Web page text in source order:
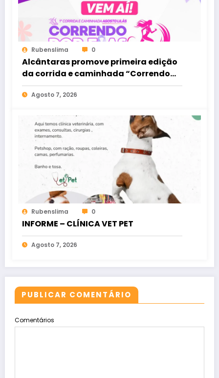
Rubenslima 0
Alcântaras promove primeira edição
da corrida e caminhada “Correndo
por Elas”
Agosto 7, 2026
Rubenslima 0
INFORME – CLÍNICA VET PET
Agosto 7, 2026
PUBLICAR COMENTÁRIO
Comentários